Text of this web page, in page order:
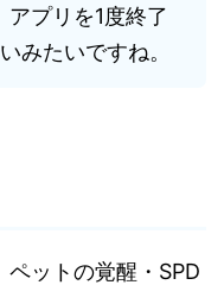
アプリを1度終了
みたいですね。
ットの覚醒・SPD